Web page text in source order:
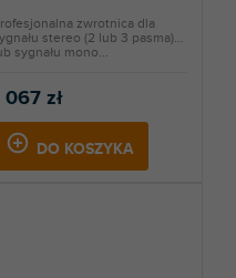
067 zł
DO KOSZYKA
zwrotnica dla
stereo (2 lub 3 pasma)
sygnału mono...